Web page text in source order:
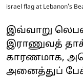
israel flag at Lebanon's
இவ்வாறு
இராணுவத்
காரணமாக,
அனைத்துப்